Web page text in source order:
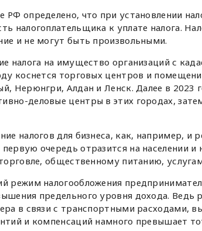
определено, что при установлении
налогоплательщика к уплате налога.
и не могут быть произвольными.
налога на имущество организаций с
коснется торговых центров и
Нерюнгри, Алдан и Ленск. Далее в 2023
деловые центры в этих городах,
налогов для бизнеса, как, например, и
очередь отразится на населении
общественному питанию,
режим налогообложения
предельного уровня дохода. Ведь
в связи с транспортными расходами,
и компенсаций намного превышает